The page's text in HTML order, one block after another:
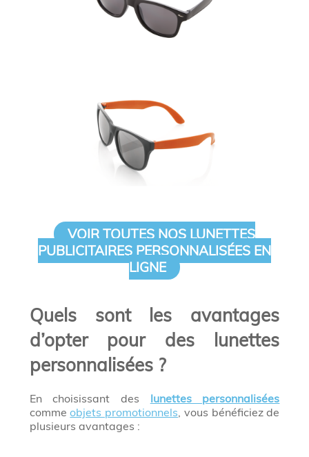
VOIR TOUTES NOS LUNETTES
PUBLICITAIRES PERSONNALISÉES EN
LIGNE
Quels sont les avantages
d’opter pour des lunettes
personnalisées ?
En choisissant des lunettes personnalisées
commeobjets promotionnels, vous bénéficiez de
plusieurs avantages :